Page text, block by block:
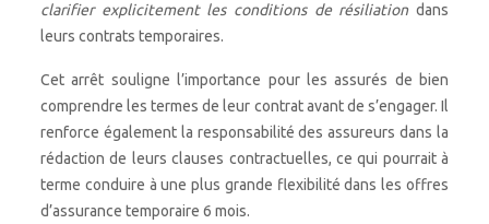
clarifier explicitement les conditions de résiliation dans
leurs contrats temporaires.
Cet arrêt souligne l’importance pour les assurés de bien
comprendre les termes de leur contrat avant de s’engager. Il
renforce également la responsabilité des assureurs dans la
rédaction de leurs clauses contractuelles, ce qui pourrait à
terme conduire à une plus grande flexibilité dans les offres
d’assurance temporaire 6 mois.